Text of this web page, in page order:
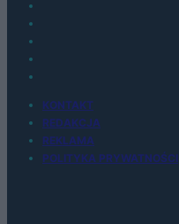
KONTAKT
REDAKCJA
REKLAMA
POLITYKA PRYWATNOŚCI